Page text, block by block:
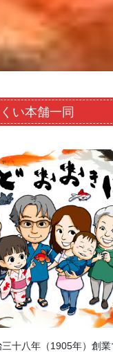
い本舗一同
十八年（1905年）創業